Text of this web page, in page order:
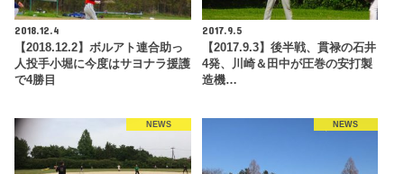
2018.12.4
【2018.12.2】ボルアト連合助っ
人投手小堀に今度はサヨナラ援護
で4勝目
2017.9.5
【2017.9.3】後半戦、貫禄の石井
4発、川崎＆田中が圧巻の安打製
造機…
NEWS NEWS